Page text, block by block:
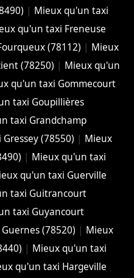
| Mieux qu'un taxi
qu'un taxi Freneuse
(78112) | Mieux
(78250) | Mieux qu'un
qu'un taxi Gommecourt
taxi Goupillières
taxi Grandchamp
(78550) | Mieux
| Mieux qu'un taxi
qu'un taxi Guerville
taxi Guitrancourt
taxi Guyancourt
(78520) | Mieux
| Mieux qu'un taxi
qu'un taxi Hargeville